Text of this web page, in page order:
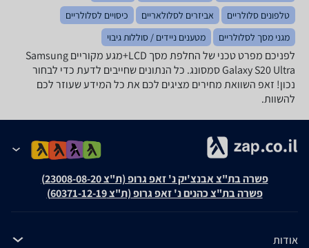
טלפונים סלולריים
אביזרים לסלולאריים
כיסויים לסלולריים
מגני מסך לסלולריים
מטענים ניידים / סוללות גיבוי
לפניכם מפרט טכני של החלפת מסך LCD+מגע מקוריים Samsung
Galaxy S20 Ultra סמסונג. כל הנתונים שחייבים לדעת כדי לבחור
נכון! זאפ השוואת מחירים מציגים לכם את כל המידע שעוזר לכם
להשוות.
פשרה בת"צ אבנצ'יק נ' זאפ גרופ (ת"צ 23008-08-20)
פשרה בת"צ כהנים נ' זאפ גרופ (ת"צ 60371-12-19)
אודות